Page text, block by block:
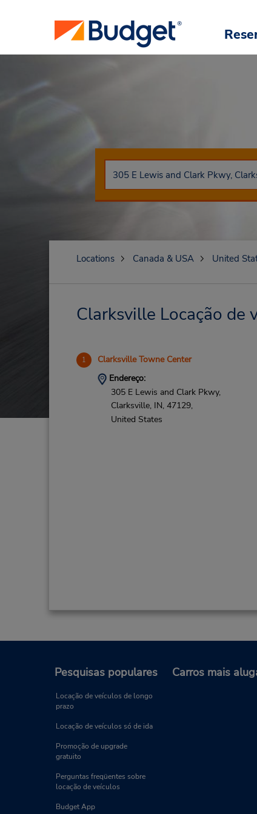
Locations Canada & USA United
Clarksville Locação de
1 Clarksville Towne Center
Endereço:
305 E Lewis and Clark Pkwy,
Clarksville, IN, 47129,
United States
Pesquisas populares
Locação de veículos de longo
prazo
Locação de veículos só de ida
Promoção de upgrade
gratuito
Perguntas freqüentes sobre
locação de veículos
Budget App
Carros mais